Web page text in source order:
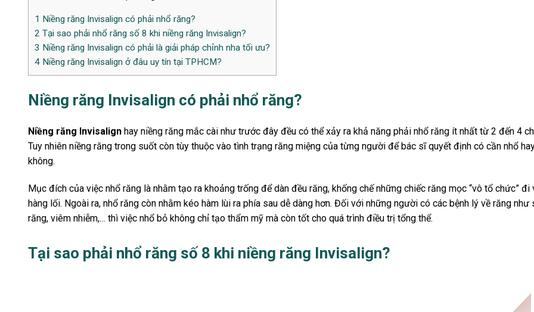
1 Niềng răng Invisalign có phải nhổ răng?
2 Tại sao phải nhổ răng số 8 khi niềng răng Invisalign?
3 Niềng răng Invisalign có phải là giải pháp chỉnh nha tối ưu?
4 Niềng răng Invisalign ở đâu uy tín tại TPHCM?
Niềng răng Invisalign có phải nhổ răng?
Niềng răng Invisalign hay niềng răng mắc cài như trước đây đều có thể xảy ra khả năng phải nhổ răng ít nhất từ 2 đến 4
Tuy nhiên niềng răng trong suốt còn tùy thuộc vào tình trạng răng miệng của từng người để bác sĩ quyết định có cần nhổ
không.
Mục đích của việc nhổ răng là nhằm tạo ra khoảng trống để dàn đều răng, khống chế những chiếc răng mọc “vô tổ chức” đi
hàng lối. Ngoài ra, nhổ răng còn nhằm kéo hàm lùi ra phía sau dễ dàng hơn. Đối với những người có các bệnh lý về răng như
răng, viêm nhiễm,… thì việc nhổ bỏ không chỉ tạo thẩm mỹ mà còn tốt cho quá trình điều trị tổng thể.
Tại sao phải nhổ răng số 8 khi niềng răng Invisalign?